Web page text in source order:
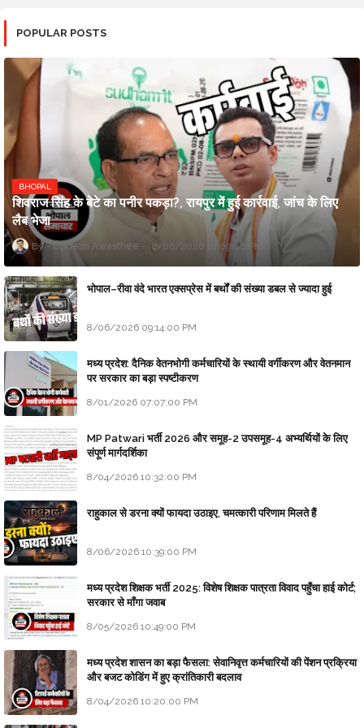
POPULAR POSTS
BHOPAL
शिवराज सिंह के बेटे का पनीर पकड़ा?, रायपुर में हुई कार्रवाई, जांच के लिए
लैब भेजा
Updesh Awasthee 8/06/2026 10:09:00 PM
भोपाल–रीवा वंदे भारत एक्सप्रेस में बर्थों की संख्या डबल से ज्यादा हुई
8/06/2026 09:14:00 PM
मध्य प्रदेश: दैनिक वेतनभोगी कर्मचारियों के स्थायी वर्गीकरण और वेतनमान
पर सरकार का बड़ा स्पष्टीकरण
8/01/2026 07:07:00 PM
MP Patwari भर्ती 2026 और समूह-2 उपसमूह-4 अभ्यर्थियों के लिए
संपूर्ण मार्गदर्शिका
8/04/2026 10:32:00 PM
राहुकाल से डरना क्यों फायदा उठाइए, चमत्कारी परिणाम मिलते हैं
8/06/2026 10:39:00 PM
मध्य प्रदेश शिक्षक भर्ती 2025: विशेष शिक्षक पात्रता विवाद पहुँचा हाई कोर्ट;
सरकार से माँगा जवाब
8/05/2026 10:49:00 PM
मध्य प्रदेश शासन का बड़ा फैसला: सेवानिवृत्त कर्मचारियों की पेंशन प्रक्रिया
और बजट कोडिंग में हुए क्रांतिकारी बदलाव
8/04/2026 10:20:00 PM